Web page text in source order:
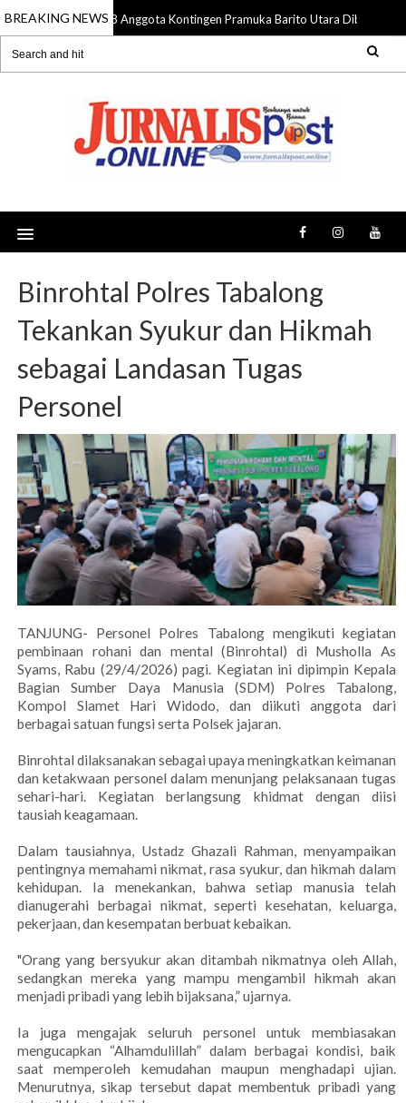
BREAKING NEWS
09 Aug 2026 58 Anggota Kontingen Pramuka Barito Utara
Binrohtal Polres Tabalong
Tekankan Syukur dan Hikmah
sebagai Landasan Tugas
Personel
TANJUNG- Personel Polres Tabalong mengikuti kegiatan
pembinaan rohani dan mental (Binrohtal) di Musholla As
Syams, Rabu (29/4/2026) pagi. Kegiatan ini dipimpin Kepala
Bagian Sumber Daya Manusia (SDM) Polres Tabalong,
Kompol Slamet Hari Widodo, dan diikuti anggota dari
berbagai satuan fungsi serta Polsek jajaran.
Binrohtal dilaksanakan sebagai upaya meningkatkan keimanan
dan ketakwaan personel dalam menunjang pelaksanaan tugas
sehari-hari. Kegiatan berlangsung khidmat dengan diisi
tausiah keagamaan.
Dalam tausiahnya, Ustadz Ghazali Rahman, menyampaikan
pentingnya memahami nikmat, rasa syukur, dan hikmah dalam
kehidupan. Ia menekankan, bahwa setiap manusia telah
dianugerahi berbagai nikmat, seperti kesehatan, keluarga,
pekerjaan, dan kesempatan berbuat kebaikan.
"Orang yang bersyukur akan ditambah nikmatnya oleh Allah,
sedangkan mereka yang mampu mengambil hikmah akan
menjadi pribadi yang lebih bijaksana,” ujarnya.
Ia juga mengajak seluruh personel untuk membiasakan
mengucapkan “Alhamdulillah” dalam berbagai kondisi, baik
saat memperoleh kemudahan maupun menghadapi ujian.
Menurutnya, sikap tersebut dapat membentuk pribadi yang